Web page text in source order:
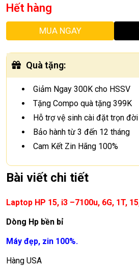
Hết hàng
MUA NGAY
Quà tặng:
Giảm Ngay 300K cho HSSV
Tặng Compo quà tặng 399K
Hỗ trợ vệ sinh cài đặt trọn đời
Bảo hành từ 3 đến 12 tháng
Cam Kết Zin Hãng 100%
Bài viết chi tiết
Laptop HP 15, i3 –7100u, 6G, 1T,
Dòng Hp bền bỉ
Máy đẹp, zin 100%.
Hàng USA